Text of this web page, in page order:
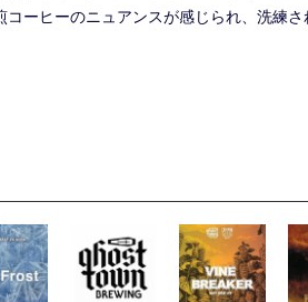
ーヒーのニュアンスが感じられ、洗練